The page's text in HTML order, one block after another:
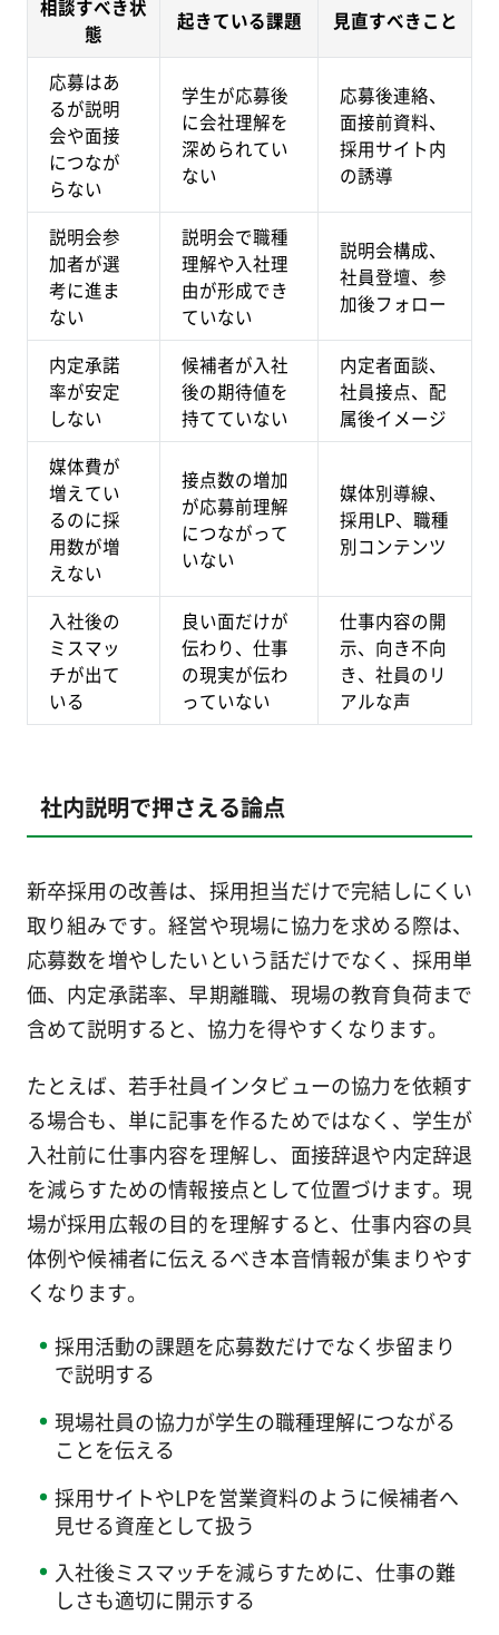
相談すべき状
態
起きている課題 見直すべきこと
応募はあ
るが説明
会や面接
につなが
らない
学生が応募後
に会社理解を
深められてい
ない
応募後連絡、
面接前資料、
採用サイト内
の誘導
説明会参
加者が選
考に進ま
ない
説明会で職種
理解や入社理
由が形成でき
ていない
説明会構成、
社員登壇、参
加後フォロー
内定承諾
率が安定
しない
候補者が入社
後の期待値を
持てていない
内定者面談、
社員接点、配
属後イメージ
媒体費が
増えてい
るのに採
用数が増
えない
接点数の増加
が応募前理解
につながって
いない
媒体別導線、
採用LP、職種
別コンテンツ
入社後の
ミスマッ
チが出て
いる
良い面だけが
伝わり、仕事
の現実が伝わ
っていない
仕事内容の開
示、向き不向
き、社員のリ
アルな声
社内説明で押さえる論点
新卒採用の改善は、採用担当だけで完結しにくい
取り組みです。経営や現場に協力を求める際は、
応募数を増やしたいという話だけでなく、採用単
価、内定承諾率、早期離職、現場の教育負荷まで
含めて説明すると、協力を得やすくなります。
たとえば、若手社員インタビューの協力を依頼す
る場合も、単に記事を作るためではなく、学生が
入社前に仕事内容を理解し、面接辞退や内定辞退
を減らすための情報接点として位置づけます。現
場が採用広報の目的を理解すると、仕事内容の具
体例や候補者に伝えるべき本音情報が集まりやす
くなります。
採用活動の課題を応募数だけでなく歩留まり
で説明する
現場社員の協力が学生の職種理解につながる
ことを伝える
採用サイトやLPを営業資料のように候補者へ
見せる資産として扱う
入社後ミスマッチを減らすために、仕事の難
しさも適切に開示する